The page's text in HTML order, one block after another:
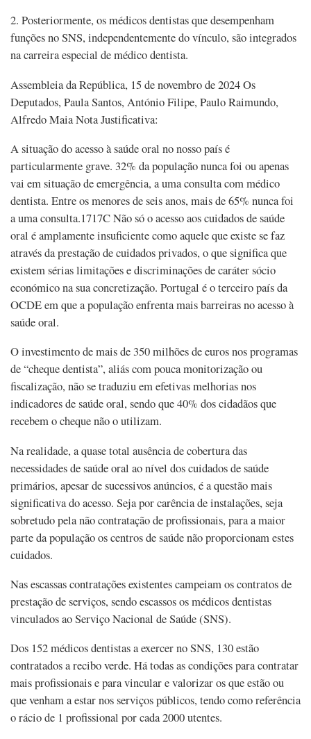
2. Posteriormente, os médicos dentistas que desempenham
funções no SNS, independentemente do vínculo, são integrados
na carreira especial de médico dentista.
Assembleia da República, 15 de novembro de 2024 Os
Deputados, Paula Santos, António Filipe, Paulo Raimundo,
Alfredo Maia Nota Justificativa:
A situação do acesso à saúde oral no nosso país é
particularmente grave. 32% da população nunca foi ou apenas
vai em situação de emergência, a uma consulta com médico
dentista. Entre os menores de seis anos, mais de 65% nunca foi
a uma consulta.1717C Não só o acesso aos cuidados de saúde
oral é amplamente insuficiente como aquele que existe se faz
através da prestação de cuidados privados, o que significa que
existem sérias limitações e discriminações de caráter sócio
económico na sua concretização. Portugal é o terceiro país da
OCDE em que a população enfrenta mais barreiras no acesso à
saúde oral.
O investimento de mais de 350 milhões de euros nos programas
de “cheque dentista”, aliás com pouca monitorização ou
fiscalização, não se traduziu em efetivas melhorias nos
indicadores de saúde oral, sendo que 40% dos cidadãos que
recebem o cheque não o utilizam.
Na realidade, a quase total ausência de cobertura das
necessidades de saúde oral ao nível dos cuidados de saúde
primários, apesar de sucessivos anúncios, é a questão mais
significativa do acesso. Seja por carência de instalações, seja
sobretudo pela não contratação de profissionais, para a maior
parte da população os centros de saúde não proporcionam estes
cuidados.
Nas escassas contratações existentes campeiam os contratos de
prestação de serviços, sendo escassos os médicos dentistas
vinculados ao Serviço Nacional de Saúde (SNS).
Dos 152 médicos dentistas a exercer no SNS, 130 estão
contratados a recibo verde. Há todas as condições para contratar
mais profissionais e para vincular e valorizar os que estão ou
que venham a estar nos serviços públicos, tendo como referência
o rácio de 1 profissional por cada 2000 utentes.